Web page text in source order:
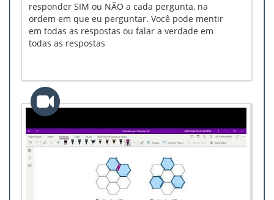
responder SIM ou NÃO a cada pergunta, na
ordem em que eu perguntar. Você pode mentir
em todas as respostas ou falar a verdade em
todas as respostas